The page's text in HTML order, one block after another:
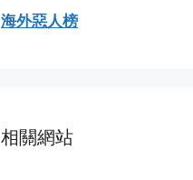
海外惡人榜
相關網站